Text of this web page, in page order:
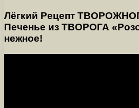
Лёгкий Рецепт
Печенье из ТВОРОГА
нежное!